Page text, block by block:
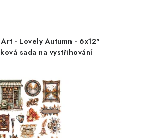
- Lovely Autumn - 6x12"
sada na vystřihování